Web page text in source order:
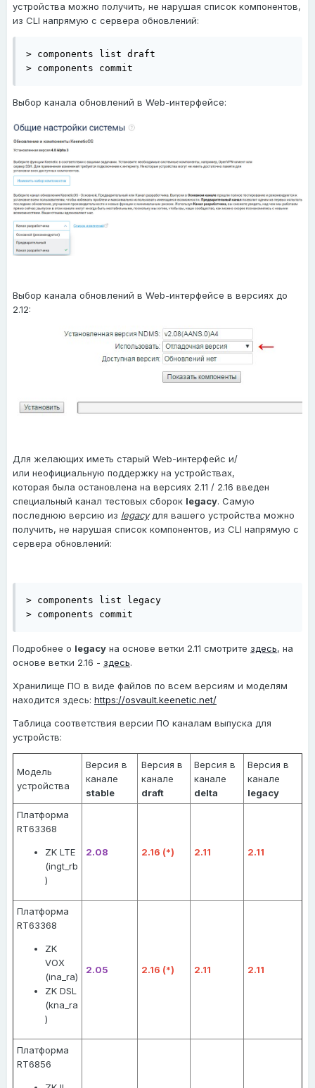
устройства можно получить, не нарушая список компонентов,
из CLI напрямую с сервера обновлений:
> components list draft
> components commit
Выбор канала обновлений в Web-интерфейсе:
Выбор канала обновлений в Web-интерфейсе в версиях до
2.12:
Для желающих иметь старый Web-интерфейс и/
или неофициальную поддержку на устройствах,
которая была остановлена на версиях 2.11 / 2.16 введен
специальный канал тестовых сборок legacy. Самую
последнюю версию из legacyдля вашего устройства можно
получить, не нарушая список компонентов, из CLI напрямую с
сервера обновлений:
> components list legacy
> components commit
Подробнее о legacy на основе ветки 2.11 смотрите здесь, на
основе ветки 2.16 - здесь.
Хранилище ПО в виде файлов по всем версиям и моделям
находится здесь: https://osvault.keenetic.net/
Таблица соответствия версии ПО каналам выпуска для
устройств:
Модель
устройства
Версия в
канале
stable
Версия в
канале
draft
Версия в
канале
delta
Версия в
канале
legacy
Платформа
RT63368
ZK LTE
(ingt_rb
)
2.08 2.16 (*) 2.11 2.11
Платформа
RT63368
ZK
VOX
(ina_ra)
ZK DSL
(kna_ra
)
2.05 2.16 (*) 2.11 2.11
Платформа
RT6856